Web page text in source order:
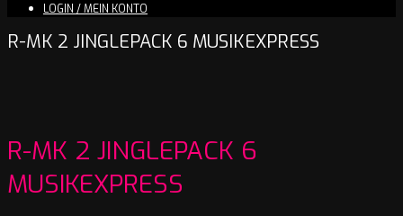
LOGIN / MEIN KONTO
R-MK 2 JINGLEPACK 6 MUSIKEXPRESS
R-MK 2 JINGLEPACK 6
MUSIKEXPRESS